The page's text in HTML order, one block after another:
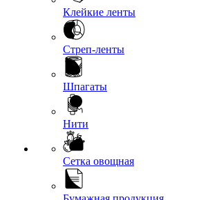
Клейкие ленты
Стреп-ленты
Шпагаты
Нити
Сетка овощная